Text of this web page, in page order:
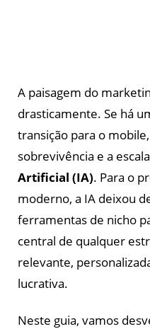
A paisagem do
drasticamente. Se há
transição para o
sobrevivência e a
Artificial (IA). Para o
moderno, a IA deixou
ferramentas de nicho
central de qualquer
relevante,
lucrativa.
Neste guia, vamos